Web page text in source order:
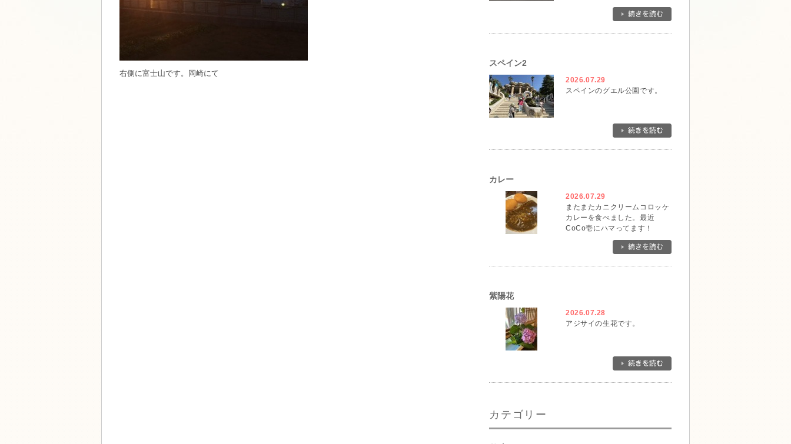
右側に富士山です。岡崎にて
スペイン2
2026.07.29
スペインのグエル公園です。
カレー
2026.07.29
またまたカニクリームコロッケ
カレーを食べました。最近
CoCo壱にハマってます！
紫陽花
2026.07.28
アジサイの生花です。
カテゴリー